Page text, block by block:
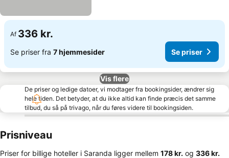
Af 336 kr.
Se priser fra 7 hjemmesider Se priser
Vis flere
De priser og ledige datoer, vi modtager fra bookingsider, ændrer sig
hele tiden. Det betyder, at du ikke altid kan finde præcis det samme
tilbud, du så på trivago, når du føres videre til bookingsiden.
Prisniveau
Priser for billige hoteller i Saranda ligger mellem ‎178 kr. og ‎336 kr.